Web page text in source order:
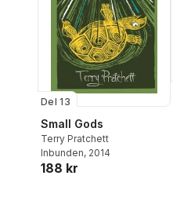
Del 13
Small Gods
Terry Pratchett
Inbunden, 2014
188 kr